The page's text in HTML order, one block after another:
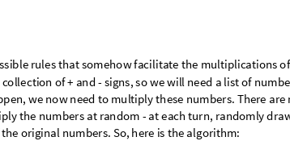
ssible rulesthatsomehowfacilitate the multiplicationsof
collection of+ and- signs,sowewill need a listof numbe
pen, we nowneed to multiplythese numbers. There are
iplythe numbers at random - ateach turn, randomlydra
the original numbers. So, here is the algorithm: